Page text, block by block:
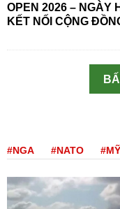
OPEN 2026 – NGÀY
KẾT NỐI CỘNG
#NGA #NATO #MỸ